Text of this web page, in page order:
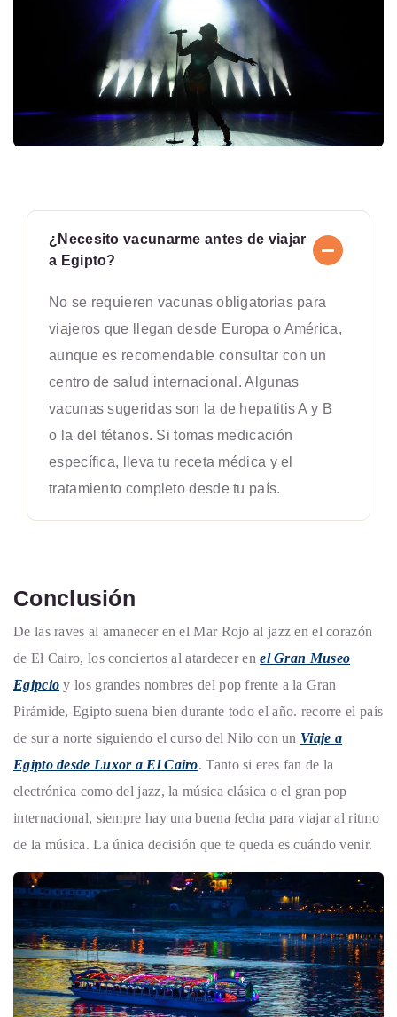
¿Necesito vacunarme antes de viajar
a Egipto?
No se requieren vacunas obligatorias para
viajeros que llegan desde Europa o América,
aunque es recomendable consultar con un
centro de salud internacional. Algunas
vacunas sugeridas son la de hepatitis A y B
o la del tétanos. Si tomas medicación
específica, lleva tu receta médica y el
tratamiento completo desde tu país.
Conclusión
De las raves al amanecer en el Mar Rojo al jazz en el corazón
de El Cairo, los conciertos al atardecer enel Gran Museo
Egipcio y los grandes nombres del pop frente a la Gran
Pirámide, Egipto suena bien durante todo el año. recorre el país
de sur a norte siguiendo el curso del Nilo con un Viaje a
Egipto desde Luxor a El Cairo. Tanto si eres fan de la
electrónica como del jazz, la música clásica o el gran pop
internacional, siempre hay una buena fecha para viajar al ritmo
de la música. La única decisión que te queda es cuándo venir.